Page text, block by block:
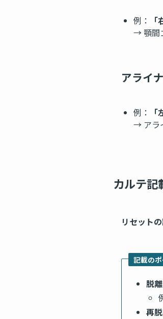
例：
→ 顎間
アライ
例：
→ アラ
カルテ記
リセット
記載の
脱
再